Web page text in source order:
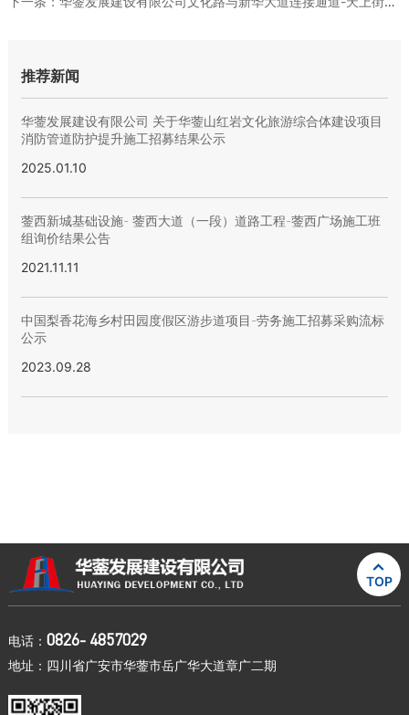
推荐新闻
华蓥发展建设有限公司 关于华蓥山红岩文化旅游综合体建设项目
消防管道防护提升施工招募结果公示
2025.01.10
蓥西新城基础设施- 蓥西大道（一段）道路工程-蓥西广场施工班
组询价结果公告
2021.11.11
中国梨香花海乡村田园度假区游步道项目-劳务施工招募采购流标
公示
2023.09.28

TOP
电话： 0826- 4857029
地址：四川省广安市华蓥市岳广华大道章广二期